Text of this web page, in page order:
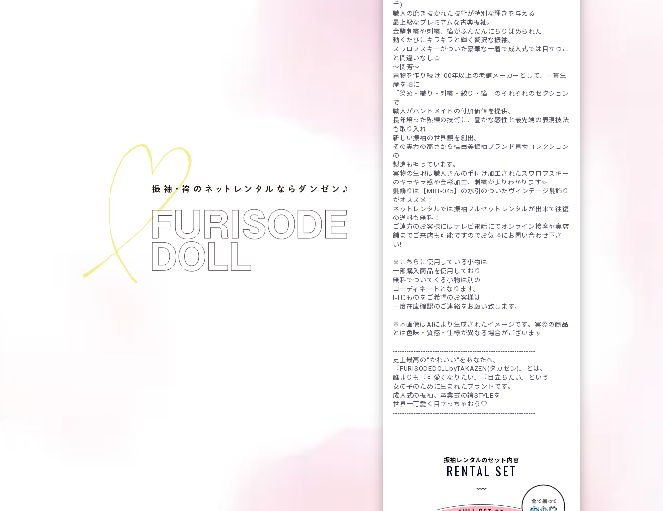
手)
職人の磨き抜かれた技術が特別な輝きを与える
最上級なプレミアムな古典振袖。
金駒刺繍や刺繍、箔がふんだんにちりばめられた
動くたびにキラキラと輝く贅沢な振袖。
スワロフスキーがついた豪華な一着で成人式では目立つこ
と間違いなし☆
～関芳～
着物を作り続け100年以上の老舗メーカーとして、一貫生
産を軸に
「染め・織り・刺繍・絞り・箔」のそれぞれのセクション
で
職人がハンドメイドの付加価値を提供。
長年培った熟練の技術に、豊かな感性と最先端の表現技法
も取り入れ
新しい振袖の世界観を創出。
その実力の高さから桂由美振袖ブランド着物コレクション
の
製造も担っています。
実物の生地は職人さんの手付け加工されたスワロフスキー
のキラキラ感や金彩加工、刺繍がよりわかります✨
髪飾りは【MBT-045】の水引のついたヴィンテージ髪飾り
がオススメ！
ネットレンタルでは振袖フルセットレンタルが出来て往復
の送料も無料！
ご遠方のお客様にはテレビ電話にてオンライン接客や実店
舗までご来店も可能ですのでお気軽にお問い合わせ下さ
い!
※こちらに使用している小物は
一部購入商品を使用しており
無料でついてくる小物は別の
コーディネートとなります。
同じものをご希望のお客様は
一度在庫確認のご連絡をお願い致します。
※本画像はAIにより生成されたイメージです。実際の商品
とは色味・質感・仕様が異なる場合がございます
-------------------------------------------------------------
史上最高の“かわいい“をあなたへ。
『FURISODEDOLLbyTAKAZEN(タカゼン)』とは、
誰よりも『可愛くなりたい』『目立ちたい』という
女の子のために生まれたブランドです。
成人式の振袖、卒業式の袴STYLEを
世界一可愛く目立っちゃおう♡
-------------------------------------------------------------
振袖レンタルのセット内容
RENTAL SET